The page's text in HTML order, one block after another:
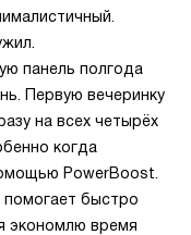
панель полгода
Первую вечеринку
на всех четырёх
когда
PowerBoost.
быстро
экономлю время